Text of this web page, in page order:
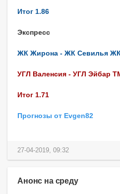
Итог 1.86
Экспресс
ЖК Жирона - ЖК Севилья ЖК
УГЛ Валенсия - УГЛ Эйбар
Итог 1.71
Прогнозы от Evgen82
27-04-2019, 09:32
Анонс на среду